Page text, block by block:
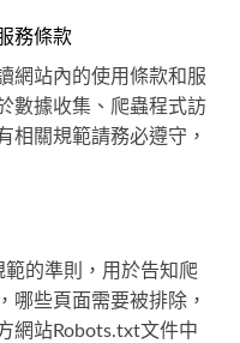
務條款
網站內的使用條款和服
數據收集、爬蟲程式訪
相關規範請務必遵守，
的準則，用於告知爬
哪些頁面需要被排除，
網站Robots.txt文件中